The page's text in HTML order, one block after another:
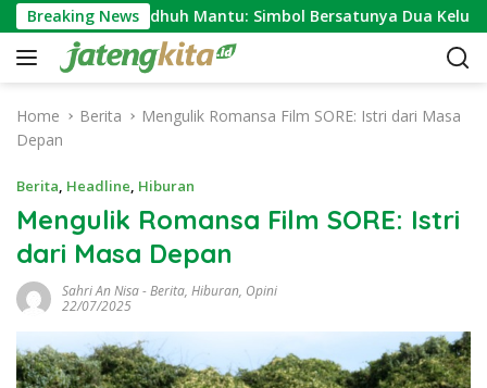
k
Breaking News
Makna Ngundhuh Mantu: Simbol Bersatunya Dua Keluarga
Home Berita
Mengulik Romansa Film SORE: Istri dari Masa
Depan
Berita, Headline, Hiburan
Mengulik Romansa Film SORE: Istri
dari Masa Depan
Sahri An Nisa-Berita, Hiburan, Opini
22/07/2025